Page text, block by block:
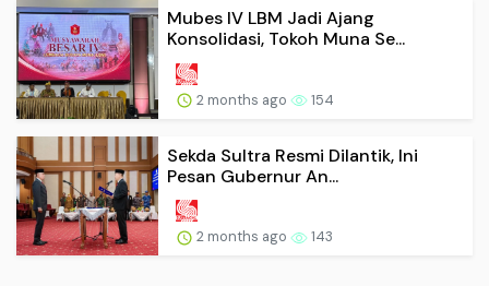
Mubes IV LBM Jadi Ajang
Konsolidasi, Tokoh Muna Se...
2 months ago 154
Sekda Sultra Resmi Dilantik, Ini
Pesan Gubernur An...
2 months ago 143